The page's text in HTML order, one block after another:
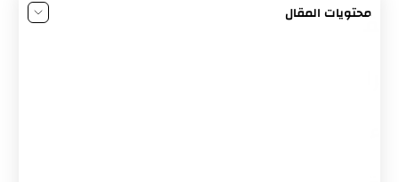
ق
محتويات المقال